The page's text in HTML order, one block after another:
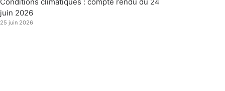
juin 2026
25 juin 2026